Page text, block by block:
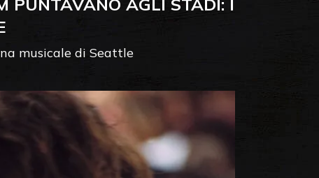
PUNTAVANO AGLI STADI: I
musicale di Seattle